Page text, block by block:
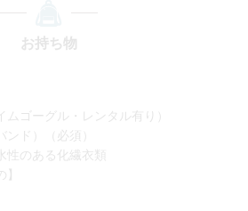
お持ち物
ムゴーグル・レンタル有り）
ンド）（必須）
性のある化繊衣類